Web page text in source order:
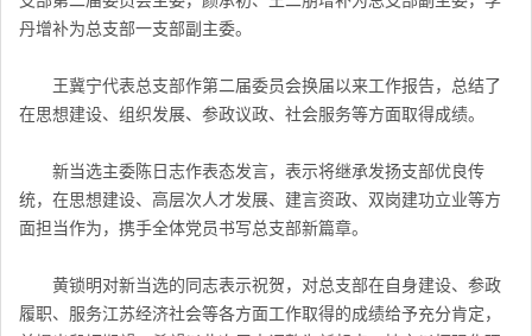
丹增补为总支部一支部副主委。
王冀宁代表总支部作第二届委员会换届以来工作报告，总结了
在思想建设、组织发展、参政议政、社会服务等方面取得成绩。
新当选主委陈日志作表态发言，表示将继承发扬支部优良传
统，在思想建设、高层次人才发展、建言资政、双岗建功立业等方
面担当作为，携手全体党员书写总支部新篇章。
黄锁明对新当选的同志表示祝贺，对总支部在自身建设、参政
履职、服务江苏经济社会等各方面工作取得的成绩给予充分肯定，